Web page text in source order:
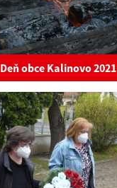
Deň obce Kalinovo 2021